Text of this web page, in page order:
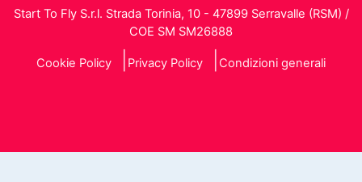
Start To Fly S.r.l. Strada Torinia, 10 - 47899 Serravalle (RSM) /
COE SM SM26888
Cookie Policy Privacy Policy Condizioni generali